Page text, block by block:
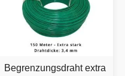
Begrenzungsdraht extra